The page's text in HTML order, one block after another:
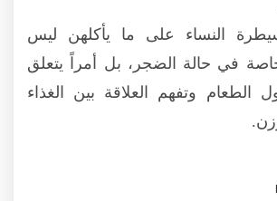
النساء على ما يأكلهن ليس
في حالة الضجر، بل أمراً يتعلق
الطعام وتفهم العلاقة بين الغذاء